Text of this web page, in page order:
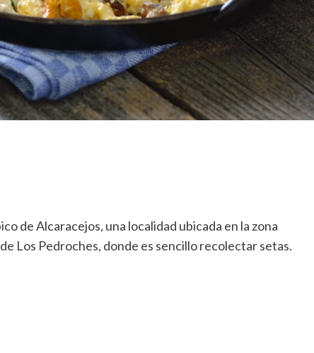
de Alcaracejos, una localidad ubicada en la zona
Los Pedroches, donde es sencillo recolectar setas.